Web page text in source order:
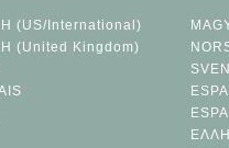
(US/International)
(United Kingdom)